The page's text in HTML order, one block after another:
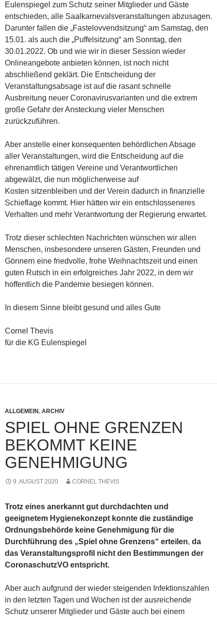
Eulenspiegel zum Schutz seiner Mitglieder und Gäste
entschieden, alle Saalkarnevalsveranstaltungen abzusagen.
Darunter fallen die „Fastelovvendsitzung“ am Samstag, den
15.01. als auch die „Puffelsitzung“ am Sonntag, den
30.01.2022. Ob und wie wir in dieser Session wieder
Onlineangebote anbieten können, ist noch nicht
abschließend geklärt. Die Entscheidung der
Veranstaltungsabsage ist auf die rasant schnelle
Ausbreitung neuer Coronavirusvarianten und die extrem
große Gefahr der Ansteckung vieler Menschen
zurückzuführen.
Aber anstelle einer konsequenten behördlichen Absage
aller Veranstaltungen, wird die Entscheidung auf die
ehrenamtlich tätigen Vereine und Verantwortlichen
abgewälzt, die nun möglicherweise auf
Kosten sitzenbleiben und der Verein dadurch in finanzielle
Schieflage kommt. Hier hätten wir ein entschlosseneres
Verhalten und mehr Verantwortung der Regierung erwartet.
Trotz dieser schlechten Nachrichten wünschen wir allen
Menschen, insbesondere unseren Gästen, Freunden und
Gönnern eine friedvolle, frohe Weihnachtszeit und einen
guten Rutsch in ein erfolgreiches Jahr 2022, in dem wir
hoffentlich die Pandemie besiegen können.
In diesem Sinne bleibt gesund und alles Gute
Cornel Thevis
für die KG Eulenspiegel
ALLGEMEIN , ARCHIV
SPIEL OHNE GRENZEN
BEKOMMT KEINE
GENEHMIGUNG
9. AUGUST 2020 CORNEL THEVIS
Trotz eines anerkannt gut durchdachten und
geeignetem Hygienekonzept konnte die zuständige
Ordnungsbehörde keine Genehmigung für die
Durchführung des „Spiel ohne Grenzens“ erteilen, da
das Veranstaltungsprofil nicht den Bestimmungen der
CoronaschutzVO entspricht.
Aber auch aufgrund der wieder steigenden Infektionszahlen
in den letzten Tagen und Wochen ist der ausreichende
Schutz unserer Mitglieder und Gäste auch bei einem